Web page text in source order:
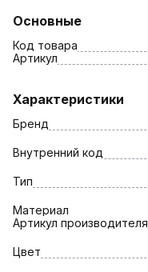
Основные
Код товара
Артикул
Характеристики
Бренд
Внутренний код
Тип
Материал
Артикул производителя
Цвет